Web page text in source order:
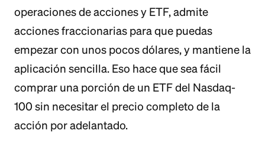
operaciones de acciones y ETF, admite
acciones fraccionarias para que puedas
empezar con unos pocos dólares, y mantiene la
aplicación sencilla. Eso hace que sea fácil
comprar una porción de un ETF del Nasdaq-
100 sin necesitar el precio completo de la
acción por adelantado.